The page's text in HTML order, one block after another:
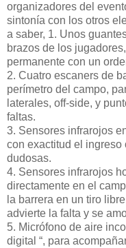
organizadores del
sintonía con los otros
a saber, 1. Unos
brazos de los
permanente con un
2. Cuatro escaners de
perímetro del campo,
laterales, off-side, y
faltas.
3. Sensores infrarojos
con exactitud el
dudosas.
4. Sensores infrarojos
directamente en el
la barrera en un tiro
advierte la falta y se
5. Micrófono de aire
digital “, para